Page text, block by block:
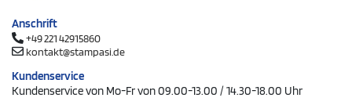
Anschrift
+49 221 42915860
kontakt@stampasi.de
Kundenservice
Kundenservice von Mo-Fr von 09.00-13.00 / 14.30-18.00 Uhr